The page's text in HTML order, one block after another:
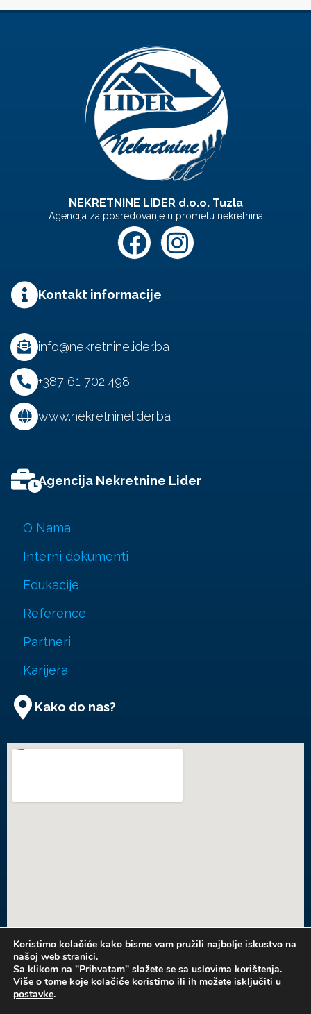
KONTAKT
NEKRETNINE LIDER d.o.o. Tuzla
Agencija za posredovanje u prometu nekretnina
Kontakt informacije
info@nekretninelider.ba
+387 61 702 498
www.nekretninelider.ba
Agencija Nekretnine Lider
O Nama
Interni dokumenti
Edukacije
Reference
Partneri
Karijera
Kako do nas?
Koristimo kolačiće kako bismo vam pružili najbolje iskustvo na
našoj web stranici.
Sa klikom na "Prihvatam" slažete se sa uslovima korištenja.
Više o tome koje kolačiće koristimo ili ih možete isključiti u
postavke.